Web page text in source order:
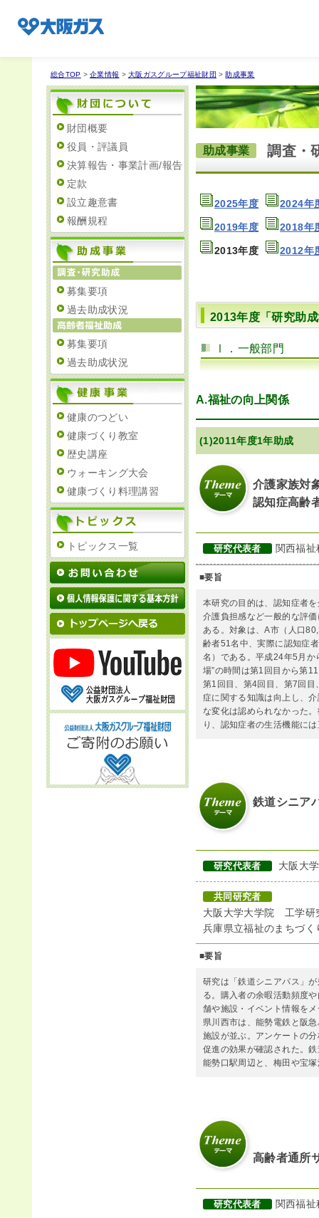
業務
お問
企業情報TOP
企業/グループについて
社会貢献
技術開発
サステナビリティ
IR情報
採用情報
プレスリリース
総合TOP > 企業情報 > 大阪ガスグループ福祉財団 > 助成事業
財団概要
役員・評議員
決算報告・事業計画/報告
定款
設立趣意書
報酬規程
募集要項
過去助成状況
募集要項
過去助成状況
健康のつどい
健康づくり教室
歴史講座
ウォーキング大会
健康づくり料理講習
トピックス一覧
助成事業 調査・
2025年度 2024年
2019年度 2018年
2013年度 2012年
2013年度「研究助
Ⅰ．一般部門
A.福祉の向上関係
(1)2011年度1年助成
介護家族対
認知症高齢
研究代表者 関西福
■要旨
本研究の目的は、認知症者
介護負担感など一般的な評
ある。対象は、A市（人口
齢者51名中、実際に認知症
名）である。平成24年5月か
場”の時間は第1回目から第
第1回目、第4回目、第7回目
症に関する知識は向上し、
な変化は認められなかった
り、認知症者の生活機能に
鉄道シニア
研究代表者 大阪大
共同研究者
大阪大学大学院 工学
兵庫県立福祉のまちづ
■要旨
研究は「鉄道シニアパス」
る。購入者の余暇活動頻度
舗や施設・イベント情報を
県川西市は、能勢電鉄と阪
施設が並ぶ。アンケートの
促進の効果が確認された。
能勢口駅周辺と、梅田や宝
高齢者通所
研究代表者 関西福